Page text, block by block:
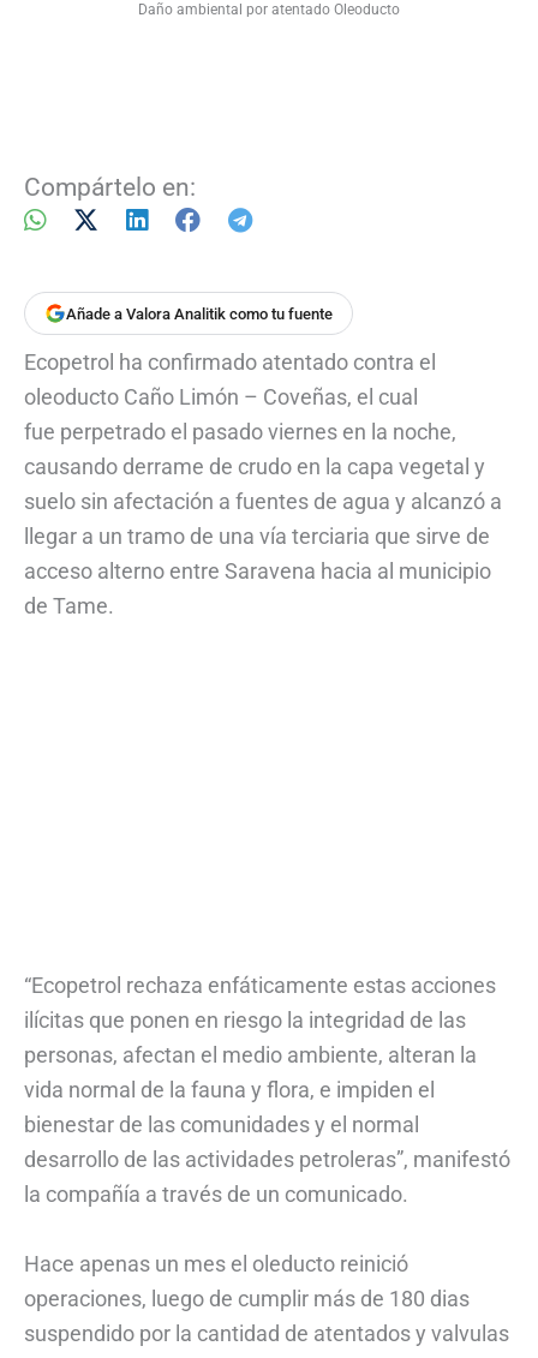
Daño ambiental por atentado Oleoducto
Compártelo en:
Añade a Valora Analitik como tu fuente
Ecopetrol ha confirmado atentado contra el
oleoducto Caño Limón – Coveñas, el cual
fue perpetrado el pasado viernes en la noche,
causando derrame de crudo en la capa vegetal y
suelo sin afectación a fuentes de agua y alcanzó a
llegar a un tramo de una vía terciaria que sirve de
acceso alterno entre Saravena hacia al municipio
de Tame.
“Ecopetrol rechaza enfáticamente estas acciones
ilícitas que ponen en riesgo la integridad de las
personas, afectan el medio ambiente, alteran la
vida normal de la fauna y flora, e impiden el
bienestar de las comunidades y el normal
desarrollo de las actividades petroleras”, manifestó
la compañía a través de un comunicado.
Hace apenas un mes el oleducto reinició
operaciones, luego de cumplir más de 180 dias
suspendido por la cantidad de atentados y valvulas